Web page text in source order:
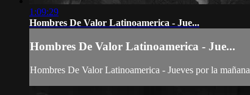
1:09:29
Hombres De Valor Latinoamerica - Jue...
Hombres De Valor Latinoamerica - Jue...
Hombres De Valor Latinoamerica - Jueves por la mañana